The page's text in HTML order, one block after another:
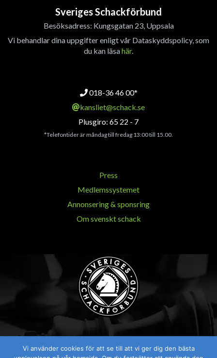
Sveriges Schackförbund
Besöksadress: Kungsgatan 23, Uppsala
Vi behandlar dina uppgifter enligt vår Dataskyddspolicy, som
du kan läsahär.
018-36 46 00*
kansliet@schack.se
Plusgiro: 65 22 - 7
*Telefontider är måndag till fredag 13:00 till 15.00.
Press
Medlemssystemet
Annonsering & sponsring
Om svenskt schack
Visselblåsaren
Vi använder cookies för att se till att vi ger dig den bästa